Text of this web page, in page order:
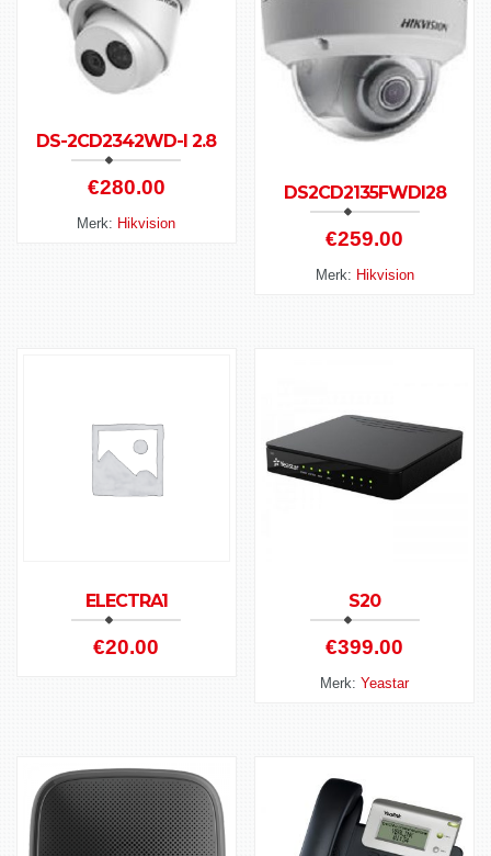
DS-2CD2342WD-I 2.8
€280.00
Merk: Hikvision
DS2CD2135FWDI28
€259.00
Merk: Hikvision
ELECTRA1
€20.00
S20
€399.00
Merk:Yeastar